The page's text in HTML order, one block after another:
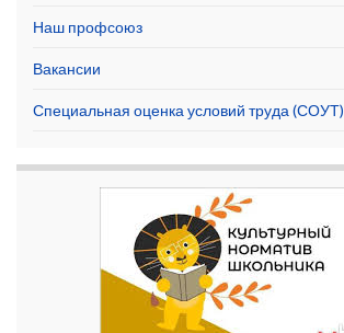
Наш профсоюз
Вакансии
Специальная оценка условий труда (СОУТ)